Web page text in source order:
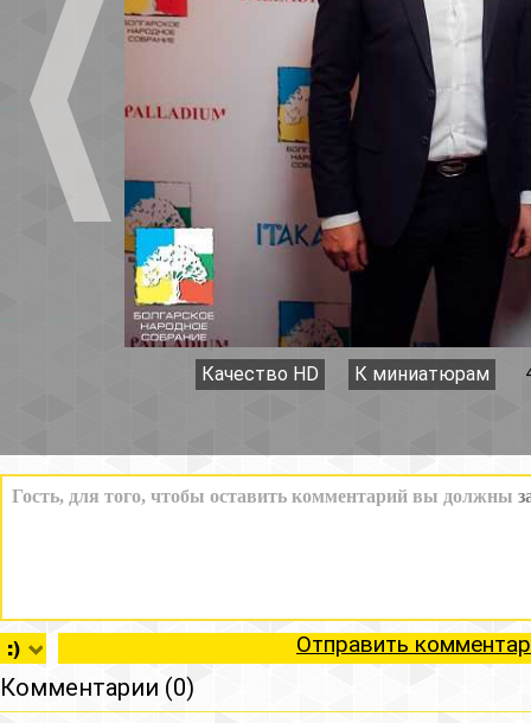
Качество HD К миниатюрам
Отправить
Комментарии (0)